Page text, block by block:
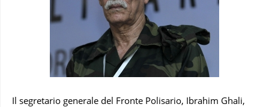
Il segretario generale del Fronte Polisario, Ibrahim Ghali,